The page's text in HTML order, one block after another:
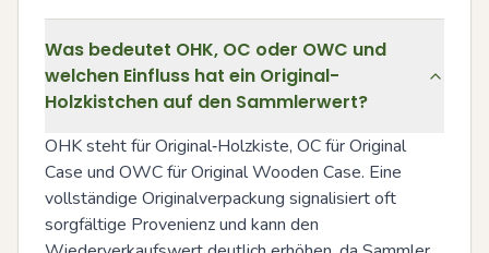
Was bedeutet OHK, OC oder OWC und
welchen Einfluss hat ein Original-
Holzkistchen auf den Sammlerwert?
OHK steht für Original‑Holzkiste, OC für Original
Case und OWC für Original Wooden Case. Eine
vollständige Originalverpackung signalisiert oft
sorgfältige Provenienz und kann den